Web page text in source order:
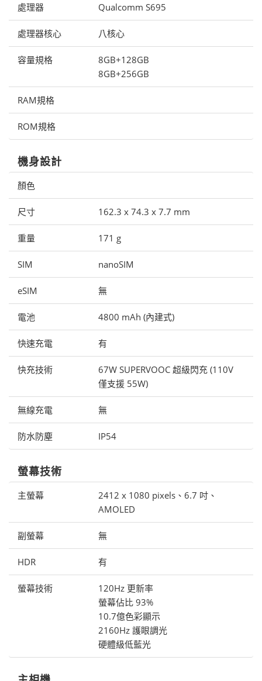
處理器 Qualcomm S695
處理器核心 八核心
容量規格
8GB+128GB
8GB+256GB
RAM規格
ROM規格
機身設計
顏色
尺寸 162.3 x 74.3 x 7.7 mm
重量 171 g
SIM nanoSIM
eSIM 無
電池 4800 mAh (內建式)
快速充電 有
快充技術
67W SUPERVOOC 超級閃充 (110V
僅支援 55W)
無線充電 無
防水防塵 IP54
螢幕技術
主螢幕
2412 x 1080 pixels、6.7 吋、
AMOLED
副螢幕 無
HDR 有
螢幕技術
120Hz 更新率
螢幕佔比 93%
10.7億色彩顯示
2160Hz 護眼調光
硬體級低藍光